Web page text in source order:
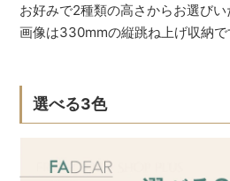
お好みで2種類の高さからお選び
画像は330mmの縦跳ね上げ収納で
選べる3色